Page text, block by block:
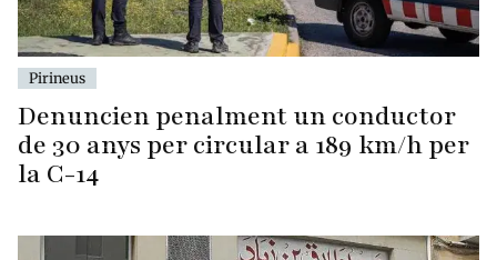
Pirineus
Denuncien penalment un conductor
de 30 anys per circular a 189 km/h per
la C-14